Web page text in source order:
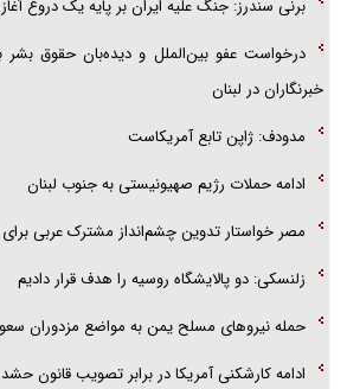
برنی سندرز: جنگ علیه ایران بر پایه یک دروغ
درخواست عفو بین‌الملل و دیده‌بان حقوق بشر
خبرنگاران در لبنان
مدودف: ژاپن تابع آمریکاست
ادامه حملات رژیم صهیونیستی به جنوب لبنان
مصر خواستار تدوین چشم‌انداز مشترک عربی
زلنسکی: دو پالایشگاه روسیه را هدف قرار دادیم
حمله نیرو‌های مسلح یمن به مواضع مزدوران
ادامه کارشکنی آمریکا در برابر تصویب قانون